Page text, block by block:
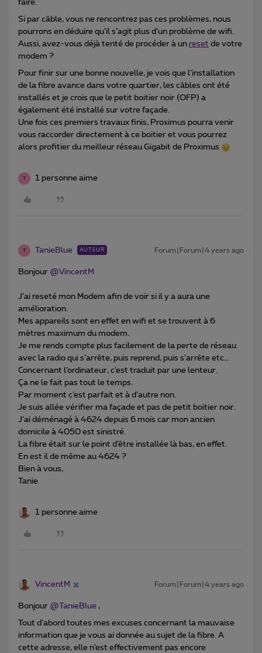
faire.
Si par câble, vous ne rencontrez pas ces problèmes, nous
pourrons en déduire qu’il s’agit plus d’un problème de wifi.
Aussi, avez-vous déjà tenté de procéder à un reset de votre
modem ?
Pour finir sur une bonne nouvelle, je vois que l’installation
de la fibre avance dans votre quartier, les câbles ont été
installés et je crois que le petit boitier noir (OFP) a
également été installé sur votre façade.
Une fois ces premiers travaux finis, Proximus pourra venir
vous raccorder directement à ce boitier et vous pourrez
alors profitier du meilleur réseau Gigabit de Proximus
T 1 personne aime
T TanieBlue AUTEUR Forum|Forum|4 years ago
Bonjour @VincentM
J’ai reseté mon Modem afin de voir si il y a aura une
amélioration.
Mes appareils sont en effet en wifi et se trouvent à 6
mètres maximum du modem.
Je me rends compte plus facilement de la perte de réseau
avec la radio qui s’arrête, puis reprend, puis s’arrête etc…
Concernant l’ordinateur, c’est traduit par une lenteur.
Ça ne le fait pas tout le temps.
Par moment c’est parfait et à d’autre non.
Je suis allée vérifier ma façade et pas de petit boitier noir.
J’ai déménagé à 4624 depuis 6 mois car mon ancien
domicile à 4050 est sinistré.
La fibre était sur le point d’être installée là bas, en effet.
En est il de même au 4624 ?
Bien à vous,
Tanie
1 personne aime
VincentM Forum|Forum|4 years ago
Bonjour @TanieBlue ,
Tout d’abord toutes mes excuses concernant la mauvaise
information que je vous ai donnée au sujet de la fibre. A
cette adresse, elle n’est effectivement pas encore